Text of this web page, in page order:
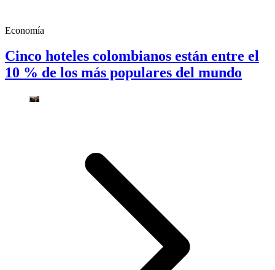
Economía
Cinco hoteles colombianos están entre el
10 % de los más populares del mundo